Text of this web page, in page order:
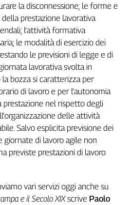
la disconnessione; le forme e
prestazione lavorativa
l'attività formativa
le modalità di esercizio dei
le previsioni di legge e di
lavorativa svolta in
bozza si caratterizza per
di lavoro e per l'autonomia
prestazione nel rispetto degli
delle attività
Salvo esplicita previsione dei
di lavoro agile non
previste prestazioni di lavoro
vari servizi oggi anche su
e il Secolo XIXscrive Paolo